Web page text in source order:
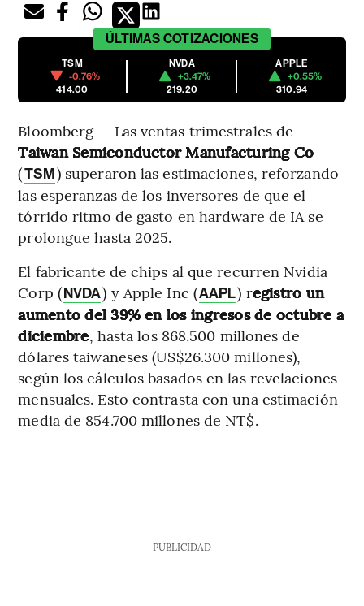
ÚLTIMAS COTIZACIONES
TSM
-0.76%
414.00
NVDA
+3.47%
219.20
APPLE
+0.55%
310.94
Bloomberg — Las ventas trimestrales de
Taiwan Semiconductor Manufacturing Co
(TSM) superaron las estimaciones, reforzando
las esperanzas de los inversores de que el
tórrido ritmo de gasto en hardware de IA se
prolongue hasta 2025.
El fabricante de chips al que recurren Nvidia
Corp (NVDA) y Apple Inc (AAPL) registró un
aumento del 39% en los ingresos de octubre a
diciembre, hasta los 868.500 millones de
dólares taiwaneses (US$26.300 millones),
según los cálculos basados en las revelaciones
mensuales. Esto contrasta con una estimación
media de 854.700 millones de NT$.
PUBLICIDAD